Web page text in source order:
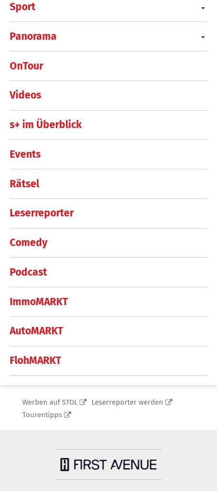
Sport
Panorama
OnTour
Videos
s+ im Überblick
Events
Rätsel
Leserreporter
Comedy
Podcast
ImmoMARKT
AutoMARKT
FlohMARKT
Werben auf STOL
Leserreporter werden
Tourentipps